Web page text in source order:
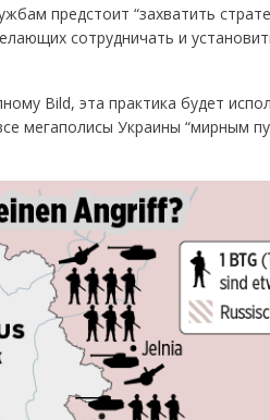
предстоит “захватить
сотрудничать и
Bild, эта практика будет
мегаполисы Украины “мирным